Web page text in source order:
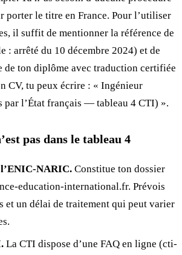
porter le titre en France. Pour l’utiliser
il suffit de mentionner la référence de
: arrêté du 10 décembre 2024) et de
de ton diplôme avec traduction certifiée
CV, tu peux écrire : « Ingénieur
par l’État français — tableau 4 CTI) ».
pas dans le tableau 4
NARIC. Constitue ton dossier
education-international.fr. Prévois
et un délai de traitement qui peut varier
La CTI dispose d’une FAQ en ligne (cti-